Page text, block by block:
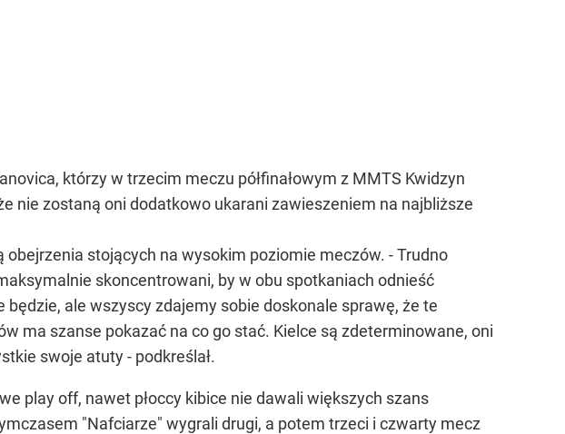
którzy w trzecim meczu półfinałowym z MMTS Kwidzyn
nie zostaną oni dodatkowo ukarani zawieszeniem na najbliższe
obejrzenia stojących na wysokim poziomie meczów. - Trudno
skoncentrowani, by w obu spotkaniach odnieść
ale wszyscy zdajemy sobie doskonale sprawę, że te
ma szanse pokazać na co go stać. Kielce są zdeterminowane, oni
swoje atuty - podkreślał.
play off, nawet płoccy kibice nie dawali większych szans
"Nafciarze" wygrali drugi, a potem trzeci i czwarty mecz